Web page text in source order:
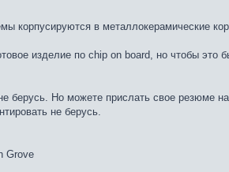
корпусируются в металлокерамические
изделие по chip on board, но чтобы
берусь. Но можете прислать свое резюме на
не берусь.
Grove